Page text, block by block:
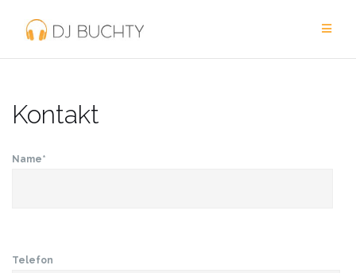
Inhalt
Kontakt
Name*
Telefon